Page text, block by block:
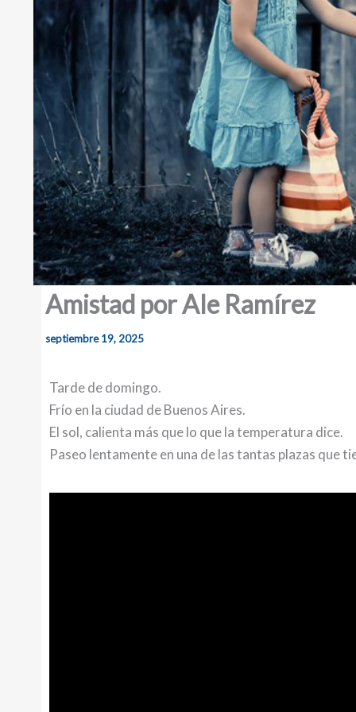
Amistad por Ale Ramírez
septiembre 19, 2025
Tarde de domingo.
Frío en la ciudad de Buenos Aires.
El sol, calienta más que lo que la temperatura dice.
Paseo lentamente en una de las tantas plazas que